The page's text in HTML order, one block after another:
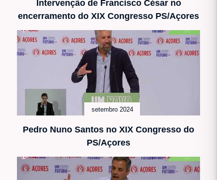
Intervenção de Francisco César no
encerramento do XIX Congresso PS/Açores
setembro 2024
Pedro Nuno Santos no XIX Congresso do
PS/Açores